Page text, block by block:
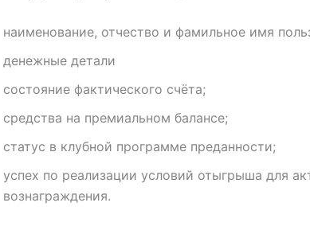
наименование, отчество и фамильное имя
денежные детали
состояние фактического счёта;
средства на премиальном балансе;
статус в клубной программе преданности;
успех по реализации условий отыгрыша для
вознаграждения.